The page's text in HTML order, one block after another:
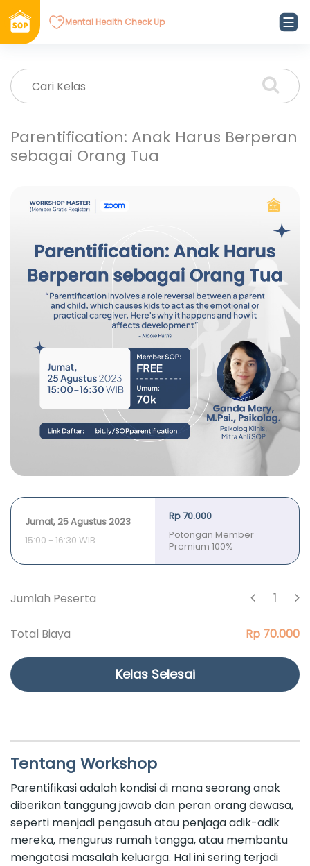
Mental Health Check Up
Parentification: Anak Harus Berperan
sebagai Orang Tua
Jumat, 25 Agustus 2023
15:00 - 16:30 WIB
Rp 70.000
Potongan Member
Premium 100%
Jumlah Peserta 1
Total Biaya Rp 70.000
Kelas Selesai
Tentang Workshop
Parentifikasi adalah kondisi di mana seorang anak
diberikan tanggung jawab dan peran orang dewasa,
seperti menjadi pengasuh atau penjaga adik-adik
mereka, mengurus rumah tangga, atau membantu
mengatasi masalah keluarga. Hal ini sering terjadi